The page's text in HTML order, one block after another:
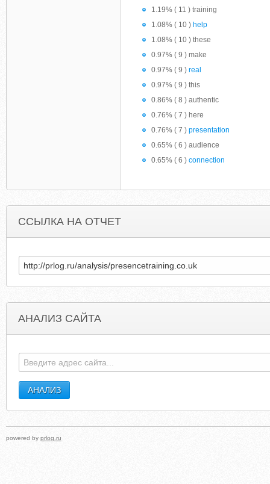
1.19% ( 11 ) training
1.08% ( 10 ) help
1.08% ( 10 ) these
0.97% ( 9 ) make
0.97% ( 9 ) real
0.97% ( 9 ) this
0.86% ( 8 ) authentic
0.76% ( 7 ) here
0.76% ( 7 ) presentation
0.65% ( 6 ) audience
0.65% ( 6 ) connection
ССЫЛКА НА ОТЧЕТ
АНАЛИЗ САЙТА
powered by prlog.ru